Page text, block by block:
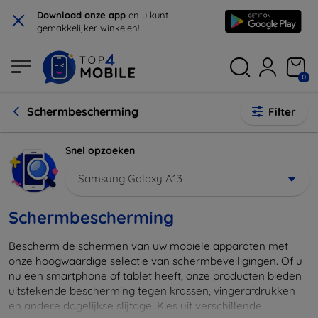
× Download onze app en u kunt
gemakkelijker winkelen!
0
Schermbescherming Filter
Snel opzoeken
Samsung Galaxy A13
Schermbescherming
Bescherm de schermen van uw mobiele apparaten met
onze hoogwaardige selectie van schermbeveiligingen. Of u
nu een smartphone of tablet heeft, onze producten bieden
uitstekende bescherming tegen krassen, vingerafdrukken
en andere dagelijkse slijtage. Kies uit verschillende